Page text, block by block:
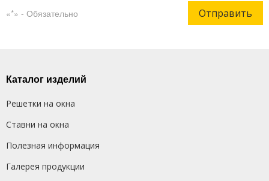
«*» - Обязательно Отправить
Каталог изделий
Решетки на окна
Ставни на окна
Полезная информация
Галерея продукции